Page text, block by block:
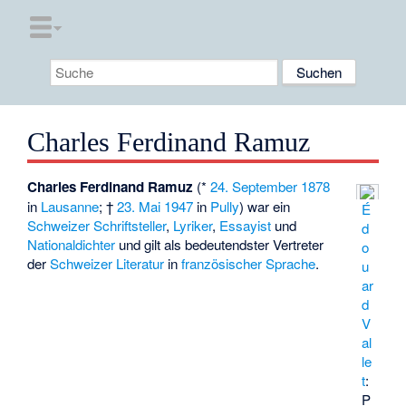
Charles Ferdinand Ramuz
É
d
o
u
ar
d
V
al
le
t:
P
Charles Ferdinand Ramuz (*24. September 1878
in Lausanne; †23. Mai 1947 in Pully) war ein
Schweizer Schriftsteller, Lyriker, Essayist und
Nationaldichter und gilt als bedeutendster Vertreter
derSchweizer Literatur infranzösischer Sprache.